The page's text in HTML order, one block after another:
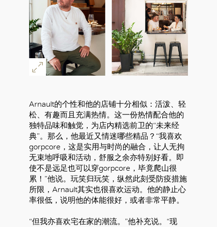
Arnault的个性和他的店铺十分相似：活泼、轻
松、有趣而且充满热情。这一份热情配合他的
独特品味和触觉，为店内精选前卫的“未来经
典”。那么，他最近又情迷哪些精品？“我喜欢
gorpcore，这是实用与时尚的融合，让人无拘
无束地呼吸和活动，舒服之余亦特别好看。即
使不是远足也可以穿gorpcore，毕竟爬山很
累！”他说。玩笑归玩笑，纵然此刻受防疫措施
所限，Arnault其实也很喜欢运动。他的静止心
率很低，说明他的体能很好，或者非常平静。
“但我亦喜欢宅在家的潮流。”他补充说。“现